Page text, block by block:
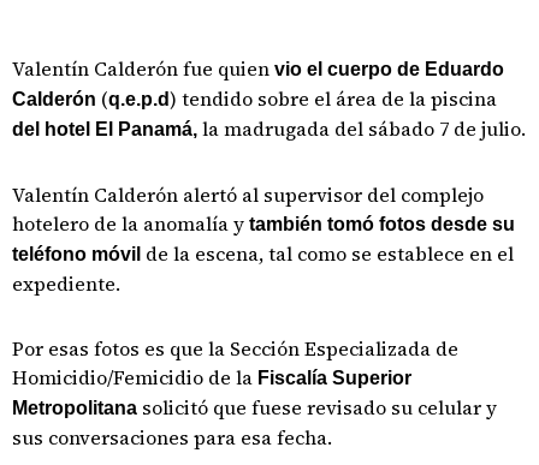
Valentín Calderón fue quien vio el cuerpo de Eduardo
Calderón (q.e.p.d) tendido sobre el área de la piscina
del hotel El Panamá, la madrugada del sábado 7 de julio.
Valentín Calderón alertó al supervisor del complejo
hotelero de la anomalía y también tomó fotos desde su
teléfono móvil de la escena, tal como se establece en el
expediente.
Por esas fotos es que la Sección Especializada de
Homicidio/Femicidio de la Fiscalía Superior
Metropolitana solicitó que fuese revisado su celular y
sus conversaciones para esa fecha.